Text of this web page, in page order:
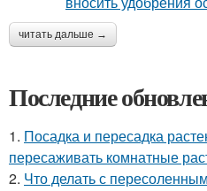
читать дальше →
Последние
1. Посадка и пересадка
пересаживать комнатные
2. Что делать с